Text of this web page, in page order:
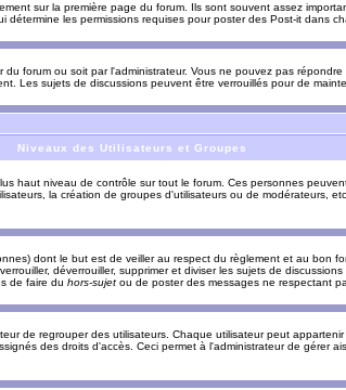
sur la première page du forum. Ils sont souvent assez
les permissions requises pour poster des Post-it dans
forum ou soit par l'administrateur. Vous ne pouvez pas
Les sujets de discussions peuvent être verrouillés pour de
Niveaux des Utilisateurs et Groupes
haut niveau de contrôle sur tout le forum. Ces personnes
la création de groupes d'utilisateurs ou de modérateurs,
dont le but est de veiller au respect du règlement et au bon
déverrouiller, supprimer et diviser les sujets de
de faire du hors-sujet ou de poster des messages ne respectant
de regrouper des utilisateurs. Chaque utilisateur peut
des droits d'accès. Ceci permet à l'administrateur de gérer